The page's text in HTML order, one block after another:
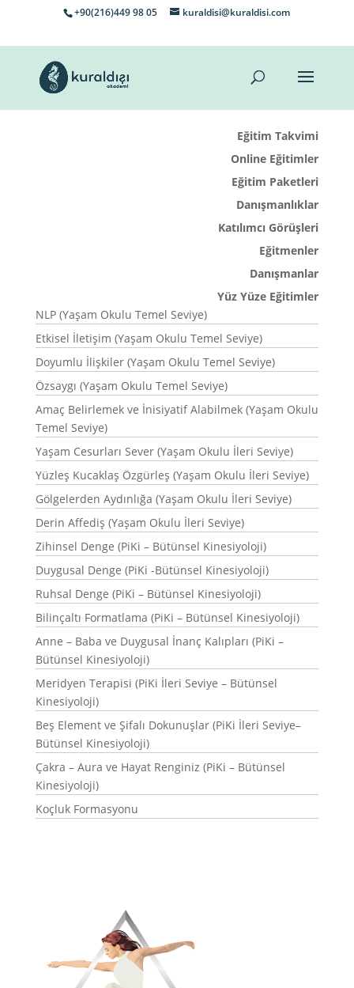
+90(216)449 98 05 kuraldisi@kuraldisi.com
Eğitim Takvimi
Online Eğitimler
Eğitim Paketleri
Danışmanlıklar
Katılımcı Görüşleri
Eğitmenler
Danışmanlar
Yüz Yüze Eğitimler
NLP (Yaşam Okulu Temel Seviye)
Etkisel İletişim (Yaşam Okulu Temel Seviye)
Doyumlu İlişkiler (Yaşam Okulu Temel Seviye)
Özsaygı (Yaşam Okulu Temel Seviye)
Amaç Belirlemek ve İnisiyatif Alabilmek (Yaşam Okulu
Temel Seviye)
Yaşam Cesurları Sever (Yaşam Okulu İleri Seviye)
Yüzleş Kucaklaş Özgürleş (Yaşam Okulu İleri Seviye)
Gölgelerden Aydınlığa (Yaşam Okulu İleri Seviye)
Derin Affediş (Yaşam Okulu İleri Seviye)
Zihinsel Denge (PiKi – Bütünsel Kinesiyoloji)
Duygusal Denge (PiKi -Bütünsel Kinesiyoloji)
Ruhsal Denge (PiKi – Bütünsel Kinesiyoloji)
Bilinçaltı Formatlama (PiKi – Bütünsel Kinesiyoloji)
Anne – Baba ve Duygusal İnanç Kalıpları (PiKi –
Bütünsel Kinesiyoloji)
Meridyen Terapisi (PiKi İleri Seviye – Bütünsel
Kinesiyoloji)
Beş Element ve Şifalı Dokunuşlar (PiKi İleri Seviye–
Bütünsel Kinesiyoloji)
Çakra – Aura ve Hayat Renginiz (PiKi – Bütünsel
Kinesiyoloji)
Koçluk Formasyonu